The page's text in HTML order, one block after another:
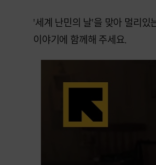
'세계 난민의 날'을 맞아 멀리있
이야기에 함께해 주세요.